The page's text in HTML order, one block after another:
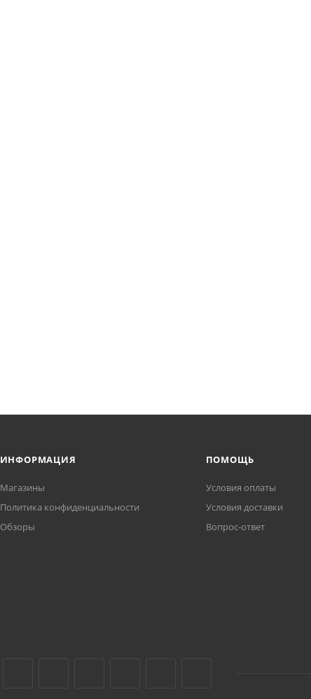
ИНФОРМАЦИЯ
Магазины
Политика конфиденциальности
Обзоры
ПОМОЩЬ
Условия оплаты
Условия доставки
Вопрос-ответ